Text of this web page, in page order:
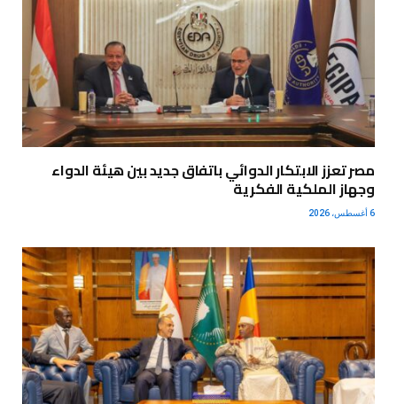
مصر تعزز الابتكار الدوائي باتفاق جديد بين هيئة الدواء
وجهاز الملكية الفكرية
6 أغسطس، 2026